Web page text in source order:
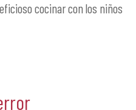
cocinar con los niños